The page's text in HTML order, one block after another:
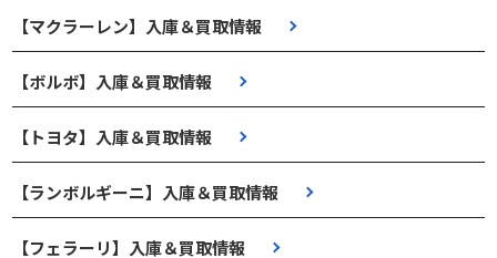
【マクラーレン】入庫＆買取情報
【ボルボ】入庫＆買取情報
【トヨタ】入庫＆買取情報
【ランボルギーニ】入庫＆買取情報
【フェラーリ】入庫＆買取情報